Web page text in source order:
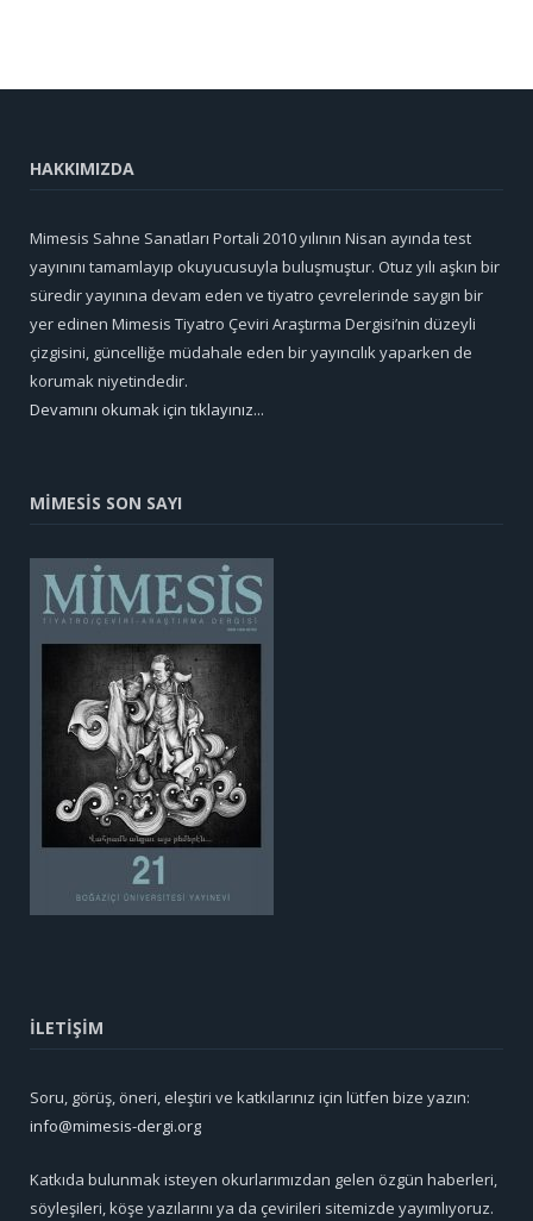
HAKKIMIZDA
Mimesis Sahne Sanatları Portali 2010 yılının Nisan ayında test
yayınını tamamlayıp okuyucusuyla buluşmuştur. Otuz yılı aşkın bir
süredir yayınına devam eden ve tiyatro çevrelerinde saygın bir
yer edinen Mimesis Tiyatro Çeviri Araştırma Dergisi’nin düzeyli
çizgisini, güncelliğe müdahale eden bir yayıncılık yaparken de
korumak niyetindedir.
Devamını okumak için tıklayınız...
MİMESİS SON SAYI
İLETİŞİM
Soru, görüş, öneri, eleştiri ve katkılarınız için lütfen bize yazın:
info@mimesis-dergi.org
Katkıda bulunmak isteyen okurlarımızdan gelen özgün haberleri,
söyleşileri, köşe yazılarını ya da çevirileri sitemizde yayımlıyoruz.